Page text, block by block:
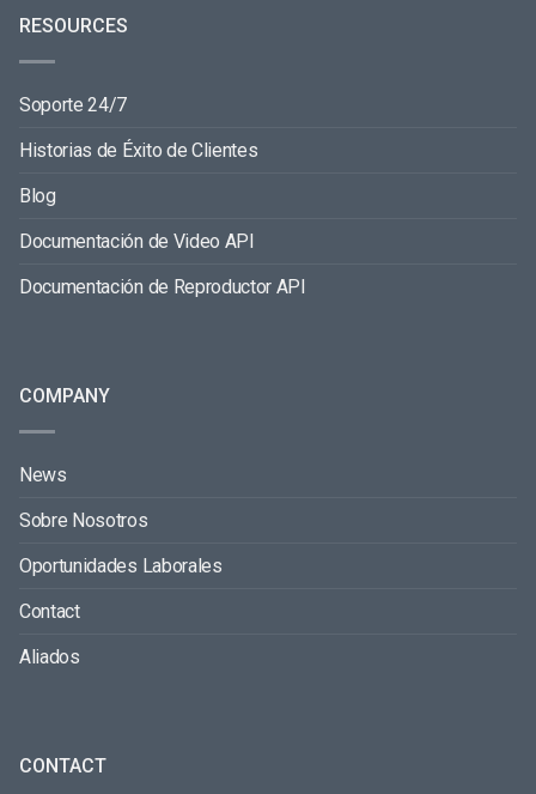
RESOURCES
Soporte 24/7
Historias de Éxito de Clientes
Blog
Documentación de Video API
Documentación de Reproductor API
COMPANY
News
Sobre Nosotros
Oportunidades Laborales
Contact
Aliados
CONTACT